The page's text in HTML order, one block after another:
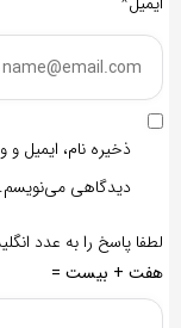
ذخیره نام، ایمیل
دیدگاهی می‌نویسم.
لطفا پاسخ را به عدد
هفت + بیست =